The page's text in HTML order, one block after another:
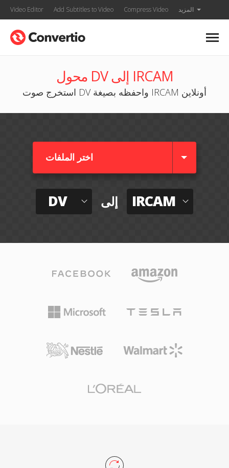
Video Editor Add Subtitles to Video Compress Video المزيد
محول DV إلى IRCAM
استخرج صوت DV واحفظه بصيغة IRCAM أونلاين
اختر الملفات
DV إلى IRCAM